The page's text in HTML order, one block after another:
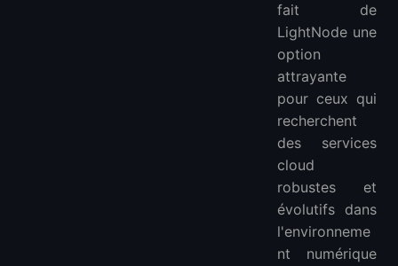
fait de
LightNode une
option
attrayante
pour ceux qui
recherchent
des services
cloud
robustes et
évolutifs dans
l'environneme
nt numérique